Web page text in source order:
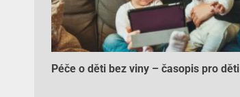
Péče o děti bez viny – časopis pro děti